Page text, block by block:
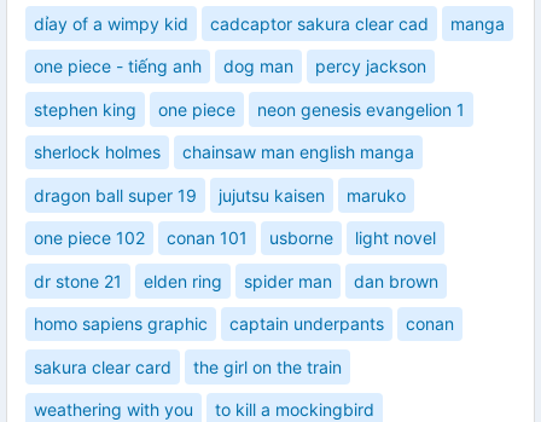
dỉay of a wimpy kid cadcaptor sakura clear cad manga
one piece - tiếng anh dog man percy jackson
stephen king one piece neon genesis evangelion 1
sherlock holmes chainsaw man english manga
dragon ball super 19 jujutsu kaisen maruko
one piece 102 conan 101 usborne light novel
dr stone 21 elden ring spider man dan brown
homo sapiens graphic captain underpants conan
sakura clear card the girl on the train
weathering with you to kill a mockingbird